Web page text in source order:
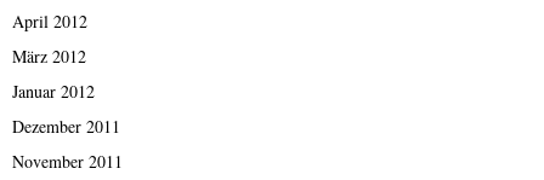
April 2012
März 2012
Januar 2012
Dezember 2011
November 2011